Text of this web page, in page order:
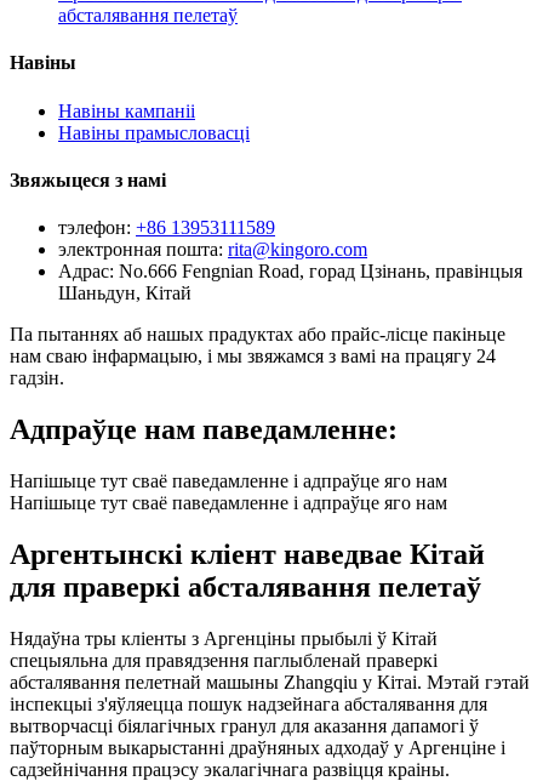
абсталявання пелетаў
Навіны
Навіны кампаніі
Навіны прамысловасці
Звяжыцеся з намі
тэлефон: +86 13953111589
электронная пошта: rita@kingoro.com
Адрас: No.666 Fengnian Road, горад Цзінань, правінцыя
Шаньдун, Кітай
Па пытаннях аб нашых прадуктах або прайс-лісце пакіньце
нам сваю інфармацыю, і мы звяжамся з вамі на працягу 24
гадзін.
Адпраўце нам паведамленне:
Напішыце тут сваё паведамленне і адпраўце яго нам
Напішыце тут сваё паведамленне і адпраўце яго нам
Аргентынскі кліент наведвае Кітай
для праверкі абсталявання пелетаў
Нядаўна тры кліенты з Аргенціны прыбылі ў Кітай
спецыяльна для правядзення паглыбленай праверкі
абсталявання пелетнай машыны Zhangqiu у Кітаі. Мэтай гэтай
інспекцыі з'яўляецца пошук надзейнага абсталявання для
вытворчасці біялагічных гранул для аказання дапамогі ў
паўторным выкарыстанні драўняных адходаў у Аргенціне і
садзейнічання працэсу экалагічнага развіцця краіны.